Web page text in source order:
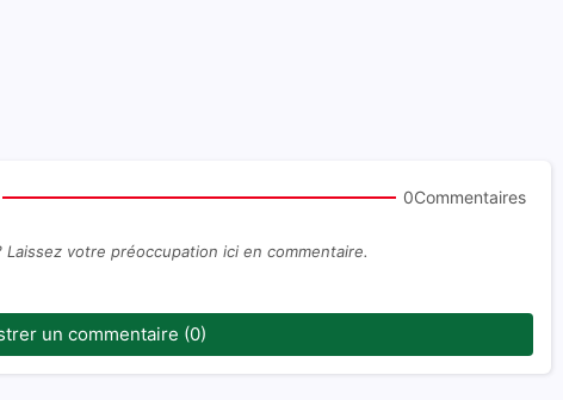
0Commentaires
votre préoccupation ici en commentaire.
un commentaire (0)